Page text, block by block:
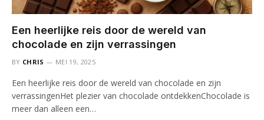
Een heerlijke reis door de wereld van
chocolade en zijn verrassingen
BY CHRIS MEI 19, 2025
Een heerlijke reis door de wereld van chocolade en zijn
verrassingenHet plezier van chocolade ontdekkenChocolade is
meer dan alleen een…